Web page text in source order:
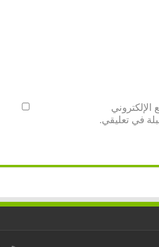
في تعليقي.